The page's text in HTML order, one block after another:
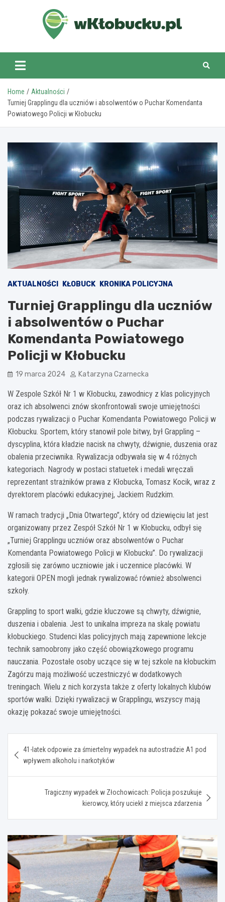
wKlobucku.pl
Home
Aktualności
Turniej Grapplingu dla uczniów i absolwentów o Puchar Komendanta
Powiatowego Policji w Kłobucku
AKTUALNOŚCI KŁOBUCK KRONIKA POLICYJNA
Turniej Grapplingu dla uczniów
i absolwentów o Puchar
Komendanta Powiatowego
Policji w Kłobucku
19 marca 2024 Katarzyna Czarnecka
W Zespole Szkół Nr 1 w Kłobucku, zawodnicy z klas policyjnych
oraz ich absolwenci znów skonfrontowali swoje umiejętności
podczas rywalizacji o Puchar Komendanta Powiatowego Policji w
Kłobucku. Sportem, który stanowił pole bitwy, był Grappling –
dyscyplina, która kładzie nacisk na chwyty, dźwignie, duszenia oraz
obalenia przeciwnika. Rywalizacja odbywała się w 4 różnych
kategoriach. Nagrody w postaci statuetek i medali wręczali
reprezentant strażników prawa z Kłobucka, Tomasz Kocik, wraz z
dyrektorem placówki edukacyjnej, Jackiem Rudzkim.
W ramach tradycji „Dnia Otwartego”, który od dziewięciu lat jest
organizowany przez Zespół Szkół Nr 1 w Kłobucku, odbył się
„Turniej Grapplingu uczniów oraz absolwentów o Puchar
Komendanta Powiatowego Policji w Kłobucku”. Do rywalizacji
zgłosili się zarówno uczniowie jak i uczennice placówki. W
kategorii OPEN mogli jednak rywalizować również absolwenci
szkoły.
Grappling to sport walki, gdzie kluczowe są chwyty, dźwignie,
duszenia i obalenia. Jest to unikalna impreza na skalę powiatu
kłobuckiego. Studenci klas policyjnych mają zapewnione lekcje
technik samoobrony jako część obowiązkowego programu
nauczania. Pozostałe osoby uczące się w tej szkole na kłobuckim
Zagórzu mają możliwość uczestniczyć w dodatkowych
treningach. Wielu z nich korzysta także z oferty lokalnych klubów
sportów walki. Dzięki rywalizacji w Grapplingu, wszyscy mają
okazję pokazać swoje umiejętności.
wpisu
41-latek odpowie za śmiertelny wypadek na autostradzie A1 pod
wpływem alkoholu i narkotyków
Tragiczny wypadek w Złochowicach: Policja poszukuje
kierowcy, który uciekł z miejsca zdarzenia